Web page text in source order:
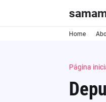
Home
Página